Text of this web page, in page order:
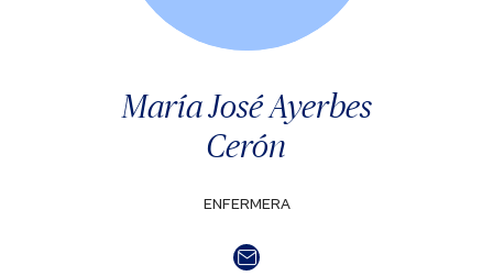
María José Ayerbes
Cerón
ENFERMERA